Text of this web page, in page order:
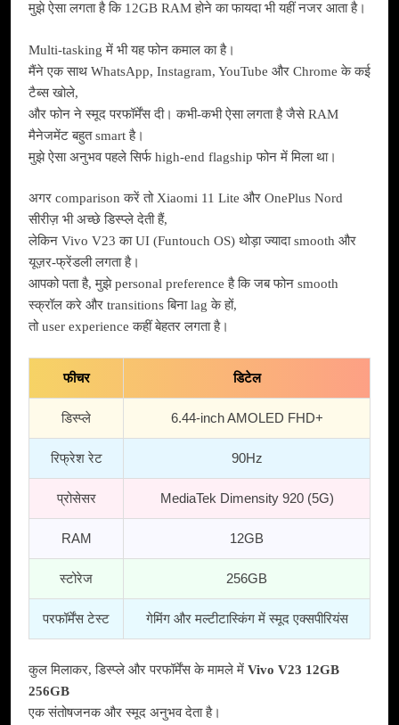
मुझे ऐसा लगता है कि 12GB RAM होने का फायदा भी यहीं नजर आता है।
Multi-tasking में भी यह फोन कमाल का है।
मैंने एक साथ WhatsApp, Instagram, YouTube और Chrome के कई
टैब्स खोले,
और फोन ने स्मूद परफॉर्मेंस दी। कभी-कभी ऐसा लगता है जैसे RAM
मैनेजमेंट बहुत smart है।
मुझे ऐसा अनुभव पहले सिर्फ high-end flagship फोन में मिला था।
अगर comparison करें तो Xiaomi 11 Lite और OnePlus Nord
सीरीज़ भी अच्छे डिस्प्ले देती हैं,
लेकिन Vivo V23 का UI (Funtouch OS) थोड़ा ज्यादा smooth और
यूज़र-फ्रेंडली लगता है।
आपको पता है, मुझे personal preference है कि जब फोन smooth
स्क्रॉल करे और transitions बिना lag के हों,
तो user experience कहीं बेहतर लगता है।
फीचर डिटेल
डिस्प्ले 6.44-inch AMOLED FHD+
रिफ्रेश रेट 90Hz
प्रोसेसर MediaTek Dimensity 920 (5G)
RAM 12GB
स्टोरेज 256GB
परफॉर्मेंस टेस्ट गेमिंग और मल्टीटास्किंग में स्मूद एक्सपीरियंस
कुल मिलाकर, डिस्प्ले और परफॉर्मेंस के मामले में Vivo V23 12GB
256GB
एक संतोषजनक और स्मूद अनुभव देता है।